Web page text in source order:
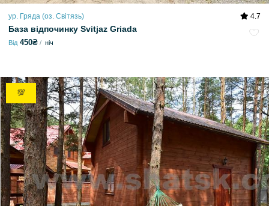
ур. Гряда (оз. Світязь) 4.7
База відпочинку Svitjaz Griada
Від 450₴ ніч
💯